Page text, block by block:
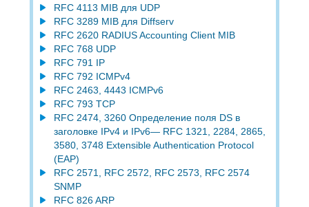
RFC 4113 MIB для UDP
RFC 3289 MIB для Diffserv
RFC 2620 RADIUS Accounting Client MIB
RFC 768 UDP
RFC 791 IP
RFC 792 ICMPv4
RFC 2463, 4443 ICMPv6
RFC 793 TCP
RFC 2474, 3260 Определение поля DS в
заголовке IPv4 и IPv6— RFC 1321, 2284, 2865,
3580, 3748 Extensible Authentication Protocol
(EAP)
RFC 2571, RFC 2572, RFC 2573, RFC 2574
SNMP
RFC 826 ARP